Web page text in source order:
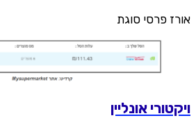
אורז פרסי סוגת
ויקטורי אונליין